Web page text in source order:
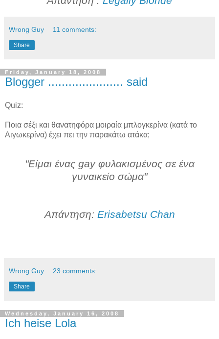
Wrong Guy 11 comments:
Share
Friday, January 18, 2008
Βlogger ...................... said
Quiz:
Ποια σέξι και θανατηφόρα μοιραία μπλογκερίνα (κατά το
Αιγωκερίνα) έχει πει την παρακάτω ατάκα;
"Είμαι ένας gay φυλακισμένος σε ένα
γυναικείο σώμα"
Απάντηση: Erisabetsu Chan
Wrong Guy 23 comments:
Share
Wednesday, January 16, 2008
Ich heise Lola